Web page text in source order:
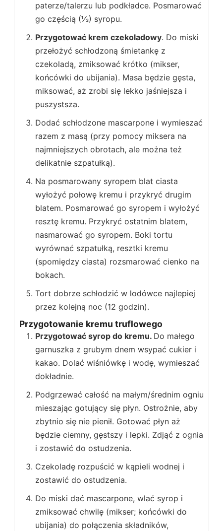
paterze/talerzu lub podkładce. Posmarować
go częścią (⅓) syropu.
Przygotować krem czekoladowy. Do miski
przełożyć schłodzoną śmietankę z
czekoladą, zmiksować krótko (mikser,
końcówki do ubijania). Masa będzie gęsta,
miksować, aż zrobi się lekko jaśniejsza i
puszystsza.
Dodać schłodzone mascarpone i wymieszać
razem z masą (przy pomocy miksera na
najmniejszych obrotach, ale można też
delikatnie szpatułką).
Na posmarowany syropem blat ciasta
wyłożyć połowę kremu i przykryć drugim
blatem. Posmarować go syropem i wyłożyć
resztę kremu. Przykryć ostatnim blatem,
nasmarować go syropem. Boki tortu
wyrównać szpatułką, resztki kremu
(spomiędzy ciasta) rozsmarować cienko na
bokach.
Tort dobrze schłodzić w lodówce najlepiej
przez kolejną noc (12 godzin).
Przygotowanie kremu truflowego
Przygotować syrop do kremu. Do małego
garnuszka z grubym dnem wsypać cukier i
kakao. Dolać wiśniówkę i wodę, wymieszać
dokładnie.
Podgrzewać całość na małym/średnim ogniu
mieszając gotujący się płyn. Ostrożnie, aby
zbytnio się nie pienił. Gotować płyn aż
będzie ciemny, gęstszy i lepki. Zdjąć z ognia
i zostawić do ostudzenia.
Czekoladę rozpuścić w kąpieli wodnej i
zostawić do ostudzenia.
Do miski dać mascarpone, wlać syrop i
zmiksować chwilę (mikser; końcówki do
ubijania) do połączenia składników,